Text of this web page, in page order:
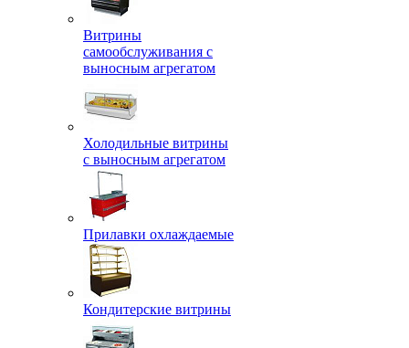
Витрины
самообслуживания с
выносным агрегатом
Холодильные витрины
с выносным агрегатом
Прилавки охлаждаемые
Кондитерские витрины